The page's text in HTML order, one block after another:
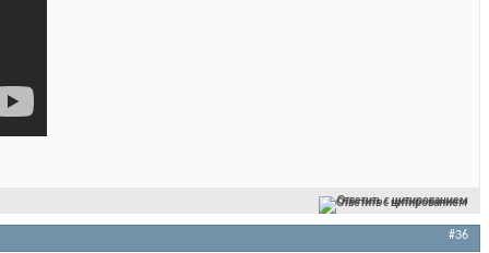
Ответить с цитированием
#36